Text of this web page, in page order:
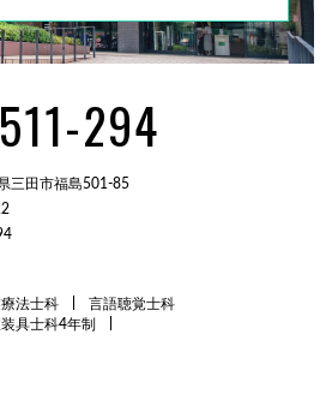
294
三田市福島501-85
法士科
言語聴覚士科
具士科4年制